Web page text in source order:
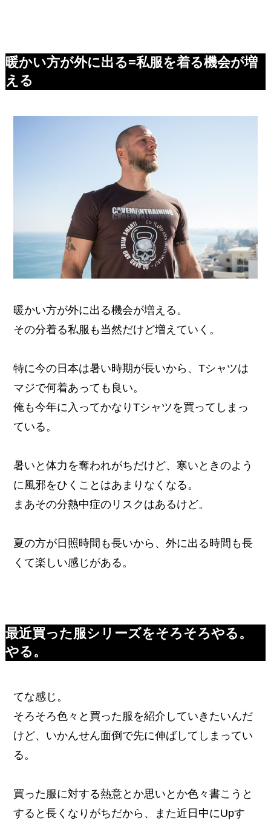
暖かい方が外に出る=私服を着る機会が増
える
暖かい方が外に出る機会が増える。
その分着る私服も当然だけど増えていく。
特に今の日本は暑い時期が長いから、Tシャツは
マジで何着あっても良い。
俺も今年に入ってかなりTシャツを買ってしまっ
ている。
暑いと体力を奪われがちだけど、寒いときのよう
に風邪をひくことはあまりなくなる。
まあその分熱中症のリスクはあるけど。
夏の方が日照時間も長いから、外に出る時間も長
くて楽しい感じがある。
最近買った服シリーズをそろそろやる。
やる。
てな感じ。
そろそろ色々と買った服を紹介していきたいんだ
けど、いかんせん面倒で先に伸ばしてしまってい
る。
買った服に対する熱意とか思いとか色々書こうと
すると長くなりがちだから、また近日中にUpす